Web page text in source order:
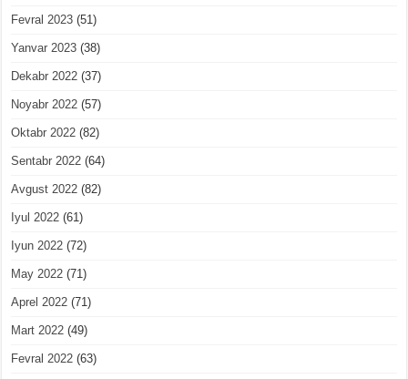
Fevral 2023 (51)
Yanvar 2023 (38)
Dekabr 2022 (37)
Noyabr 2022 (57)
Oktabr 2022 (82)
Sentabr 2022 (64)
Avgust 2022 (82)
Iyul 2022 (61)
Iyun 2022 (72)
May 2022 (71)
Aprel 2022 (71)
Mart 2022 (49)
Fevral 2022 (63)